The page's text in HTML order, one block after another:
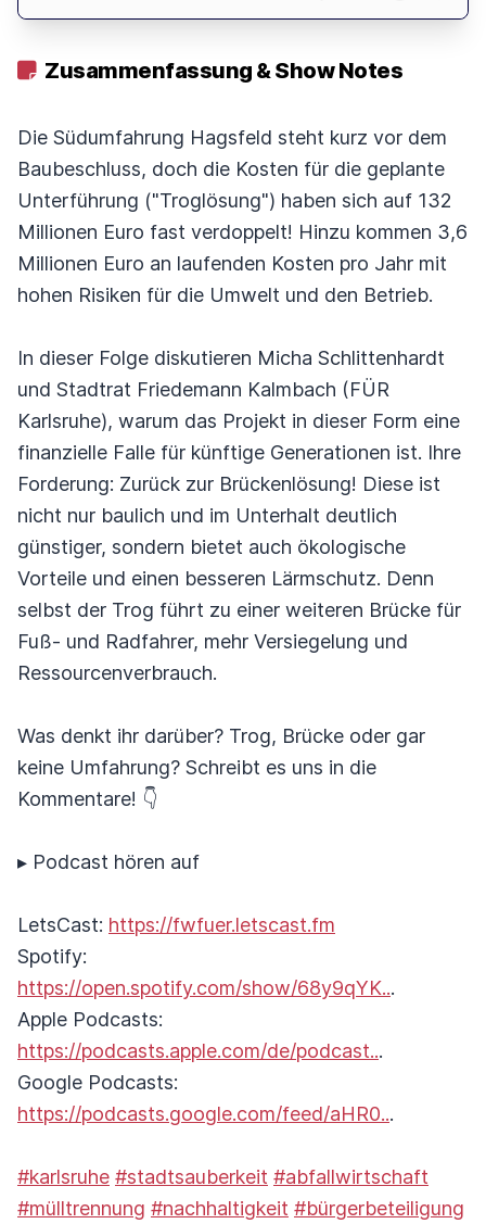
Zusammenfassung & Show Notes
Die Südumfahrung Hagsfeld steht kurz vor dem
Baubeschluss, doch die Kosten für die geplante
Unterführung ("Troglösung") haben sich auf 132
Millionen Euro fast verdoppelt! Hinzu kommen 3,6
Millionen Euro an laufenden Kosten pro Jahr mit
hohen Risiken für die Umwelt und den Betrieb.
In dieser Folge diskutieren Micha Schlittenhardt
und Stadtrat Friedemann Kalmbach (FÜR
Karlsruhe), warum das Projekt in dieser Form eine
finanzielle Falle für künftige Generationen ist. Ihre
Forderung: Zurück zur Brückenlösung! Diese ist
nicht nur baulich und im Unterhalt deutlich
günstiger, sondern bietet auch ökologische
Vorteile und einen besseren Lärmschutz. Denn
selbst der Trog führt zu einer weiteren Brücke für
Fuß- und Radfahrer, mehr Versiegelung und
Ressourcenverbrauch.
Was denkt ihr darüber? Trog, Brücke oder gar
keine Umfahrung? Schreibt es uns in die
Kommentare! 👇
▸ Podcast hören auf
LetsCast: https://fwfuer.letscast.fm
Spotify:
https://open.spotify.com/show/68y9qYK...
Apple Podcasts:
https://podcasts.apple.com/de/podcast...
Google Podcasts:
https://podcasts.google.com/feed/aHR0...
#karlsruhe #stadtsauberkeit #abfallwirtschaft
#mülltrennung #nachhaltigkeit #bürgerbeteiligung